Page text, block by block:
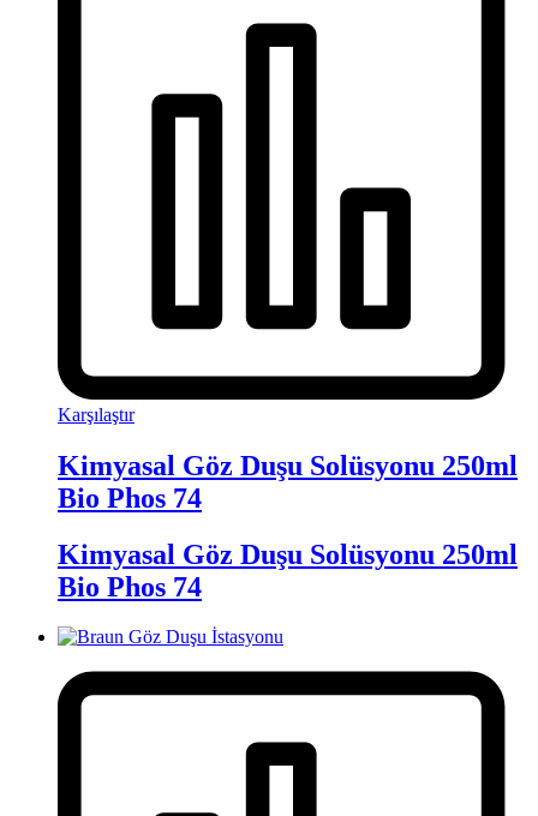
Karşılaştır
Kimyasal Göz Duşu Solüsyonu 250ml
Bio Phos 74
Kimyasal Göz Duşu Solüsyonu 250ml
Bio Phos 74